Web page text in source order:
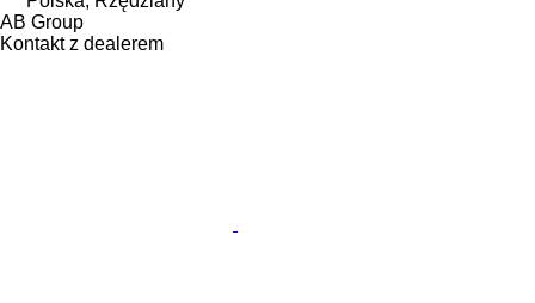
AB Group
Kontakt z dealerem